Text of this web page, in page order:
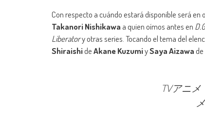
Con respecto a cuándo estará disponible será
Takanori Nishikawa a quien oímos antes en
Liberatory otras series. Tocando el tema del
ShiraishideAkane KuzumiySaya Aizawade
TVアニ